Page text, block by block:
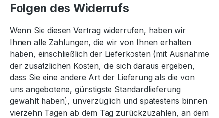
Folgen des Widerrufs
Wenn Sie diesen Vertrag widerrufen, haben wir
Ihnen alle Zahlungen, die wir von Ihnen erhalten
haben, einschließlich der Lieferkosten (mit Ausnahme
der zusätzlichen Kosten, die sich daraus ergeben,
dass Sie eine andere Art der Lieferung als die von
uns angebotene, günstigste Standardlieferung
gewählt haben), unverzüglich und spätestens binnen
vierzehn Tagen ab dem Tag zurückzuzahlen, an dem